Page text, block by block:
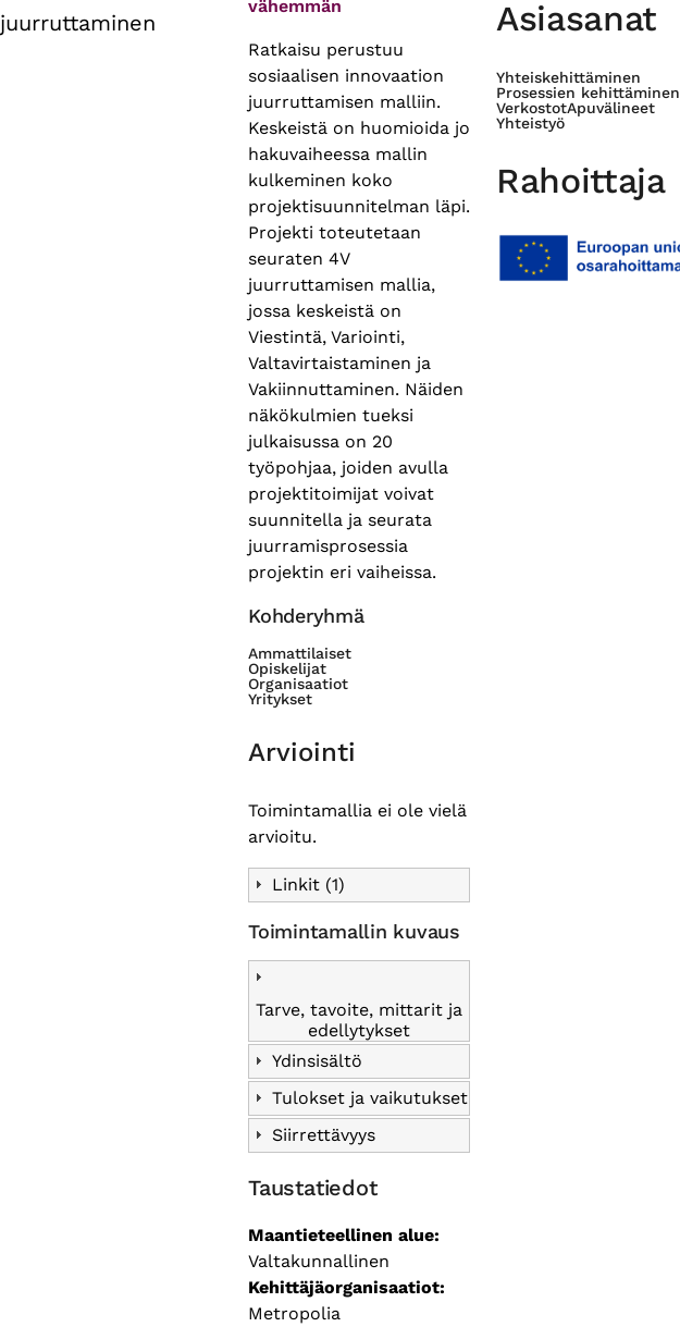
juurruttaminen
vähemmän
Ratkaisu perustuu
sosiaalisen innovaation
juurruttamisen malliin.
Keskeistä on huomioida jo
hakuvaiheessa mallin
kulkeminen koko
projektisuunnitelman läpi.
Projekti toteutetaan
seuraten 4V
juurruttamisen mallia,
jossa keskeistä on
Viestintä, Variointi,
Valtavirtaistaminen ja
Vakiinnuttaminen. Näiden
näkökulmien tueksi
julkaisussa on 20
työpohjaa, joiden avulla
projektitoimijat voivat
suunnitella ja seurata
juurramisprosessia
projektin eri vaiheissa.
Kohderyhmä
Ammattilaiset
Opiskelijat
Organisaatiot
Yritykset
Arviointi
Toimintamallia ei ole vielä
arvioitu.
Linkit (1)
Toimintamallin kuvaus
Tarve, tavoite, mittarit ja
edellytykset
Ydinsisältö
Tulokset ja vaikutukset
Siirrettävyys
Taustatiedot
Maantieteellinen alue
Valtakunnallinen
Kehittäjäorganisaatiot
Metropolia
Asiasanat
Yhteiskehittäminen
Prosessien kehittäminen
VerkostotApuvälineet
Yhteistyö
Rahoittaja